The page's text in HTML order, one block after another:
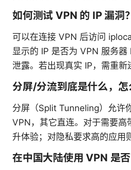
如何测试 VPN 的 IP 漏洞？
可以在连接 VPN 后访问
显示的 IP 是否为 VPN 服务器
泄露。若出现真实 IP，需重新
分屏/分流到底是什么，怎
分屏（Split Tunneling）允许
VPN，其它直连。对于需要高
升体验；对隐私要求高的应用
在中国大陆使用 VPN 是否